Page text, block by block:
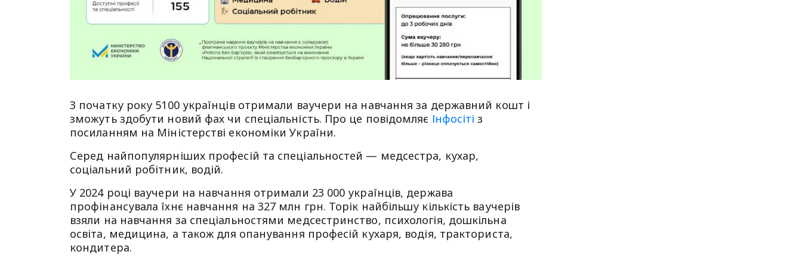
З початку року 5100 українців отримали ваучери на навчання за державний кошт і
зможуть здобути новий фах чи спеціальність. Про це повідомляє Інфосіті з
посиланням на Міністерстві економіки України.
Серед найпопулярніших професій та спеціальностей — медсестра, кухар,
соціальний робітник, водій.
У 2024 році ваучери на навчання отримали 23 000 українців, держава
профінансувала їхнє навчання на 327 млн грн. Торік найбільшу кількість ваучерів
взяли на навчання за спеціальностями медсестринство, психологія, дошкільна
освіта, медицина, а також для опанування професій кухаря, водія, тракториста,
кондитера.